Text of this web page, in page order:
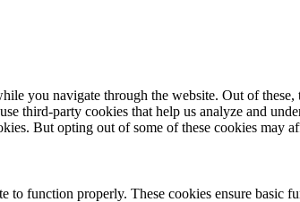
you navigate through the website. Out of
third-party cookies that help us analyze and
But opting out of some of these cookies may
to function properly. These cookies ensure basic